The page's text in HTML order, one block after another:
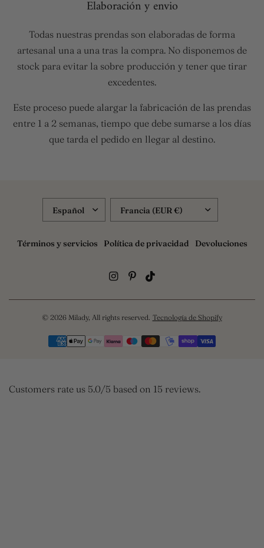
Elaboración y envio
Todas nuestras prendas son elaboradas de forma
artesanal una a una tras la compra. No disponemos de
stock para evitar la sobre producción y tener que tirar
excedentes.
Este proceso puede alargar la fabricación de las prendas
entre 1 a 2 semanas, tiempo que debe sumarse a los días
que tarda el pedido en llegar al destino.
ACTUALIZAR
PAÍS/REGIÓN
ACTUALIZAR
PAÍS/REGIÓN
Términos y servicios Política de privacidad Devoluciones
© 2026 Milady, All rights reserved. Tecnología de Shopify
Customers rate us 5.0/5 based on 15 reviews.